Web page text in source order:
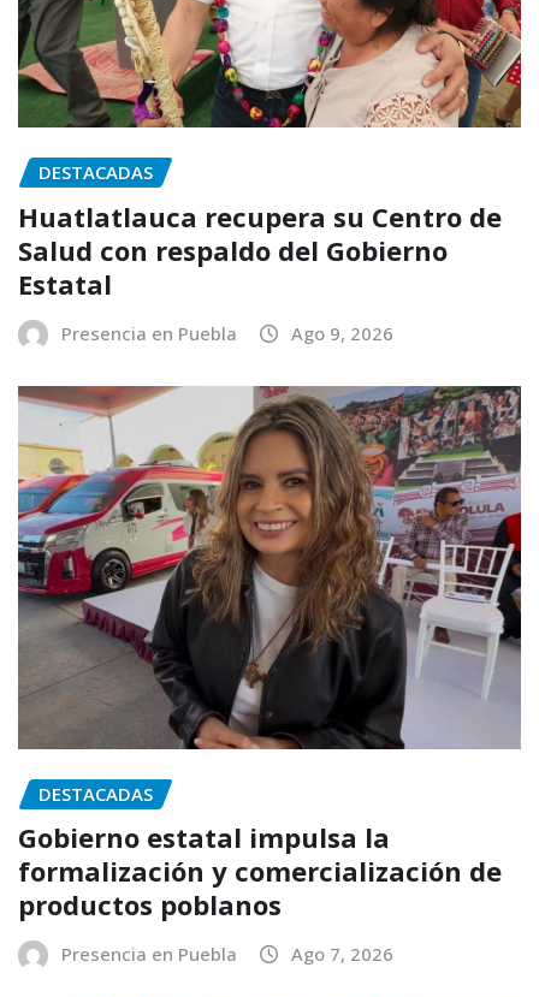
DESTACADAS
Huatlatlauca recupera su Centro de
Salud con respaldo del Gobierno
Estatal
Presencia en Puebla Ago 9, 2026
DESTACADAS
Gobierno estatal impulsa la
formalización y comercialización de
productos poblanos
Presencia en Puebla Ago 7, 2026